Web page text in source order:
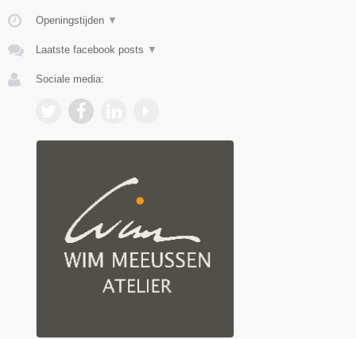
Openingstijden ▼
Laatste facebook posts ▼
Sociale media: